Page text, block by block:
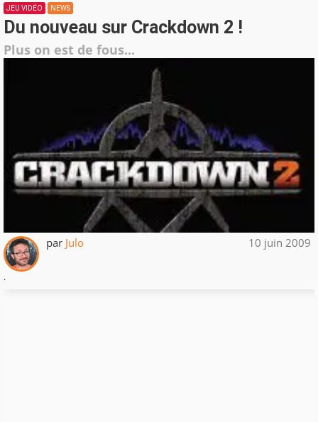
JEU VIDÉO NEWS
Du nouveau sur Crackdown 2 !
Plus on est de fous...
par Julo 10 juin 2009
.